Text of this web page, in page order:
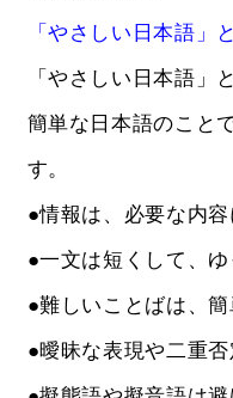
「やさしい日本語」
「やさしい日本語」
簡単な日本語のこと
す。
●情報は、必要な内容
●一文は短くして、
●難しいことばは、
●曖昧な表現や二重